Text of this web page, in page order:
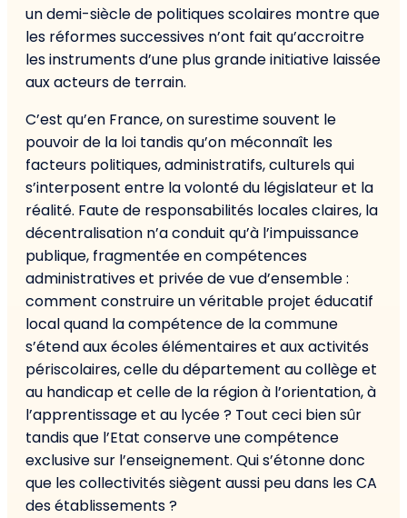
un demi-siècle de politiques scolaires montre que
les réformes successives n’ont fait qu’accroitre
les instruments d’une plus grande initiative laissée
aux acteurs de terrain.
C’est qu’en France, on surestime souvent le
pouvoir de la loi tandis qu’on méconnaît les
facteurs politiques, administratifs, culturels qui
s’interposent entre la volonté du législateur et la
réalité. Faute de responsabilités locales claires, la
décentralisation n’a conduit qu’à l’impuissance
publique, fragmentée en compétences
administratives et privée de vue d’ensemble :
comment construire un véritable projet éducatif
local quand la compétence de la commune
s’étend aux écoles élémentaires et aux activités
périscolaires, celle du département au collège et
au handicap et celle de la région à l’orientation, à
l’apprentissage et au lycée ? Tout ceci bien sûr
tandis que l’Etat conserve une compétence
exclusive sur l’enseignement. Qui s’étonne donc
que les collectivités siègent aussi peu dans les CA
des établissements ?